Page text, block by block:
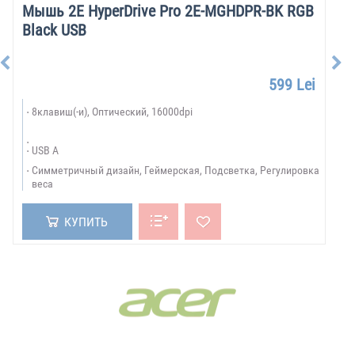
Мышь 2E HyperDrive Pro 2E-MGHDPR-BK RGB
Black USB
599 Lei
8клавиш(-и), Оптический, 16000dpi
USB A
Симметричный дизайн, Геймерская, Подсветка, Регулировка
веса
КУПИТЬ
БРЕНДЫ: